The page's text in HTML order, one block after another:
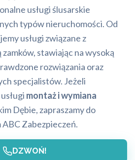
usługi ślusarskie
typów nieruchomości. Od
usługi związane z
stawiając na wysoką
rozwiązania oraz
specjalistów. Jeżeli
montaż i wymiana
Dębie, zapraszamy do
ABC Zabezpieczeń.
DZWOŃ!